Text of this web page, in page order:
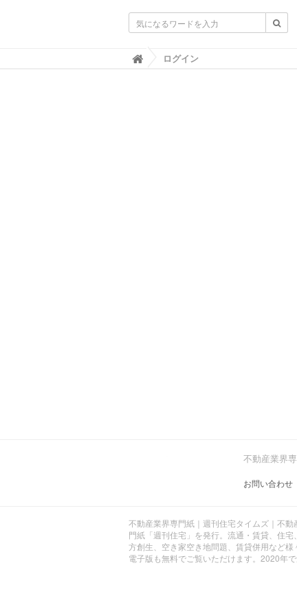
不動産業界専門紙｜週刊住宅タイムズ
ログイン
不動産業界
お問い合わせ
不動産業界専門紙｜週刊住宅タイムズ｜不
門紙「週刊住宅」を発行。流通・賃貸、住
方創生、空き家空き地問題、賃貸併用など
電子版も無料でご覧いただけます。2020年で